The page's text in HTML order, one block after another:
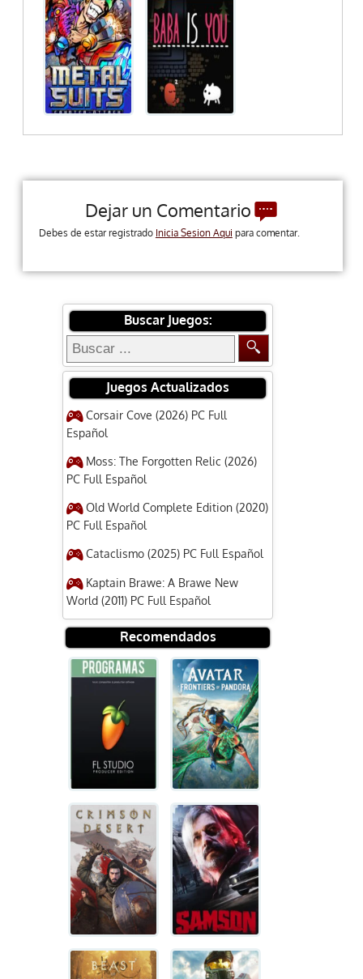
Dejar un Comentario
Debes de estar registrado Inicia Sesion Aqui para comentar.
Buscar Juegos:
Juegos Actualizados
Corsair Cove (2026) PC Full
Español
Moss: The Forgotten Relic (2026)
PC Full Español
Old World Complete Edition (2020)
PC Full Español
Cataclismo (2025) PC Full Español
Kaptain Brawe: A Brawe New
World (2011) PC Full Español
Recomendados